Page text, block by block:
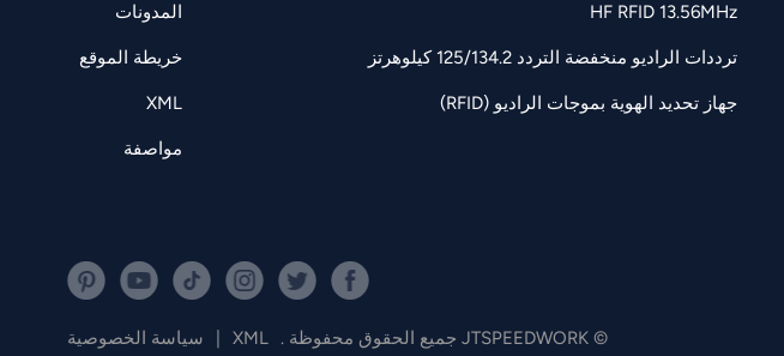
HF RFID 13.56MHz
ترددات الراديو منخفضة التردد 125/134.2 كيلوهرتز
جهاز تحديد الهوية بموجات الراديو (RFID)
المدونات
خريطة الموقع
XML
مواصفة
© JTSPEEDWORK جميع الحقوق محفوظة . XML سياسة الخصوصية